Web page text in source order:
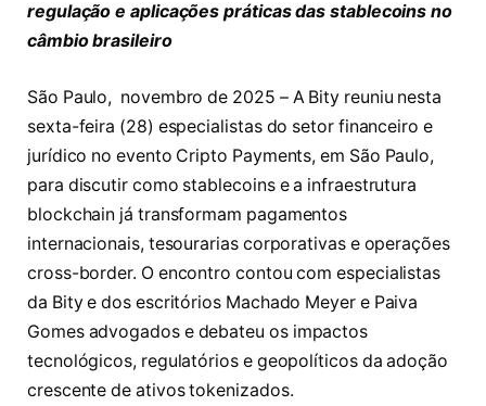
regulação e aplicações práticas das stablecoins no
câmbio brasileiro
São Paulo, novembro de 2025 – A Bity reuniu nesta
sexta-feira (28) especialistas do setor financeiro e
jurídico no evento Cripto Payments, em São Paulo,
para discutir como stablecoins e a infraestrutura
blockchain já transformam pagamentos
internacionais, tesourarias corporativas e operações
cross-border. O encontro contou com especialistas
da Bity e dos escritórios Machado Meyer e Paiva
Gomes advogados e debateu os impactos
tecnológicos, regulatórios e geopolíticos da adoção
crescente de ativos tokenizados.